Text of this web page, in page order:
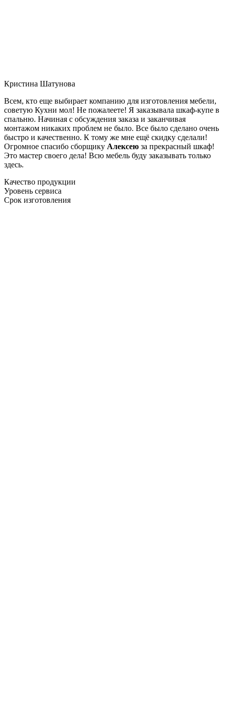
Кристина Шатунова
Всем, кто еще выбирает компанию для изготовления мебели,
советую Кухни мол! Не пожалеете! Я заказывала шкаф-купе в
спальню. Начиная с обсуждения заказа и заканчивая
монтажом никаких проблем не было. Все было сделано очень
быстро и качественно. К тому же мне ещё скидку сделали!
Огромное спасибо сборщику Алексею за прекрасный шкаф!
Это мастер своего дела! Всю мебель буду заказывать только
здесь.
Качество продукции
Уровень сервиса
Срок изготовления